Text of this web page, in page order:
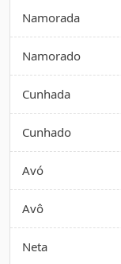
Namorada
Namorado
Cunhada
Cunhado
Avó
Avô
Neta